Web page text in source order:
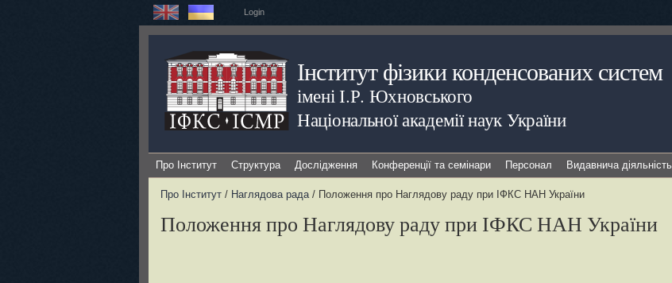
Login
Інститут фізики конденсованих систем
імені І.Р. Юхновського
Національної академії наук України
Про Інститут Структура Дослідження Конференції та семінари Персонал Видавнича діяльність
Про Інститут / Наглядова рада/ Положення про Наглядову раду при ІФКС НАН України
Положення про Наглядову раду при ІФКС НАН України